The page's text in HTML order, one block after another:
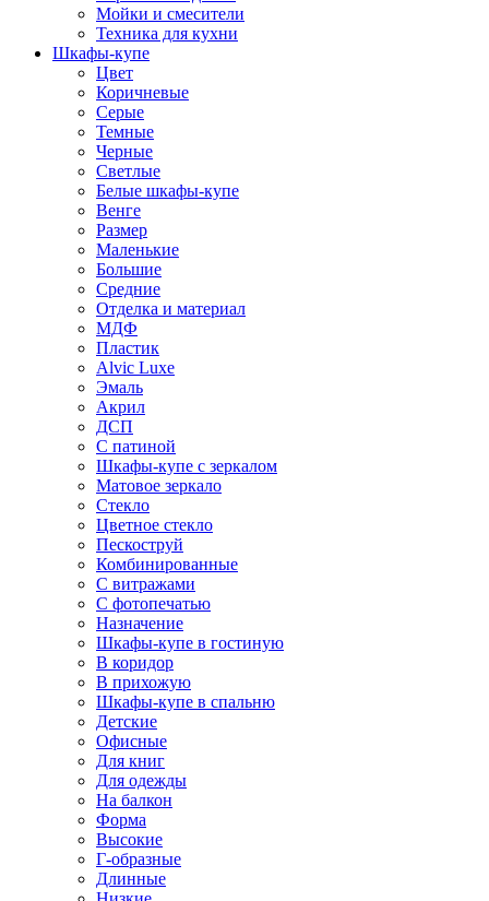
Мойки и смесители
Техника для кухни
Шкафы-купе
Цвет
Коричневые
Серые
Темные
Черные
Светлые
Белые шкафы-купе
Венге
Размер
Маленькие
Большие
Средние
Отделка и материал
МДФ
Пластик
Alvic Luxe
Эмаль
Акрил
ДСП
С патиной
Шкафы-купе с зеркалом
Матовое зеркало
Стекло
Цветное стекло
Пескоструй
Комбинированные
С витражами
С фотопечатью
Назначение
Шкафы-купе в гостиную
В коридор
В прихожую
Шкафы-купе в спальню
Детские
Офисные
Для книг
Для одежды
На балкон
Форма
Высокие
Г-образные
Длинные